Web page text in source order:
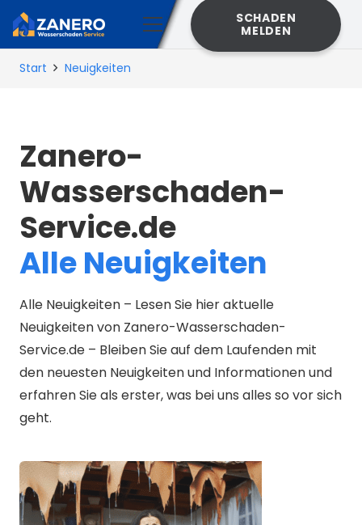
SCHADEN
MELDEN
Start Neuigkeiten
Zanero-
Wasserschaden-
Service.de
Alle Neuigkeiten
Alle Neuigkeiten – Lesen Sie hier aktuelle
Neuigkeiten von Zanero-Wasserschaden-
Service.de – Bleiben Sie auf dem Laufenden mit
den neuesten Neuigkeiten und Informationen und
erfahren Sie als erster, was bei uns alles so vor sich
geht.